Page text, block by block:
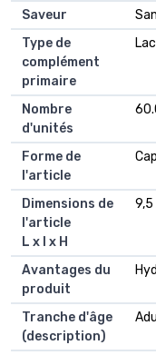
Saveur
Type de
complément
primaire
Nombre
d'unités
Forme de
l'article
Dimensions de
l'article
L x l x H
Avantages du
produit
Tranche d'âge
(description)